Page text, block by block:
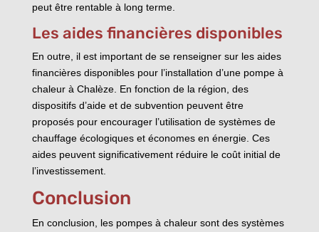
peut être rentable à long terme.
Les aides financières disponibles
En outre, il est important de se renseigner sur les aides
financières disponibles pour l’installation d’une pompe à
chaleur à Chalèze. En fonction de la région, des
dispositifs d’aide et de subvention peuvent être
proposés pour encourager l’utilisation de systèmes de
chauffage écologiques et économes en énergie. Ces
aides peuvent significativement réduire le coût initial de
l’investissement.
Conclusion
En conclusion, les pompes à chaleur sont des systèmes